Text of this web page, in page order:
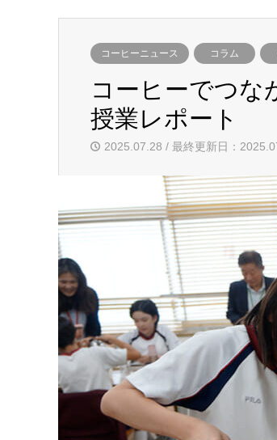
コーヒーニュース コラム
コーヒーでつな
授業レポート
2025.07.28 / 最終更新日：